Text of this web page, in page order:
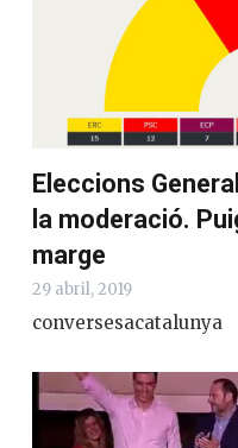
Eleccions
la moderació.
marge
29 abril, 2019
conversesacatalunya